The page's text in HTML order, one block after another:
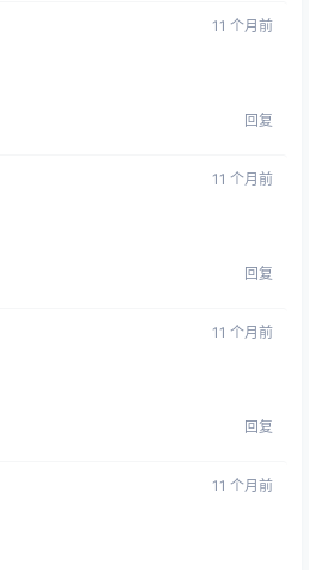
11 个月前
回复
11 个月前
回复
11 个月前
回复
11 个月前